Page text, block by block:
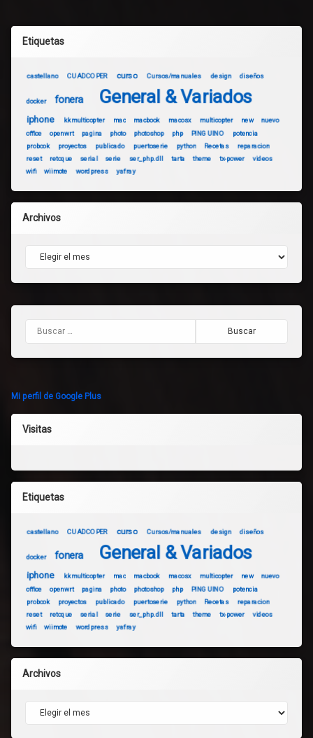
Etiquetas
castellano CUADCOPER curso Cursos/manuales design diseños
docker fonera General & Variados
iphone kkmulticopter mac macbook macosx multicopter new
nuevo
office
openwrt pagina photo photoshop php PINGUINO
potencia
probook
proyectos publicado puertoserie python Recetas
reparacion
reset
retoque serial serie ser_php.dll tarta theme tx-power
videos
wifi
wiimote wordpress yafray
Archivos
Archivos
Mi perfil de Google Plus
Visitas
Etiquetas
castellano CUADCOPER curso Cursos/manuales design diseños
docker fonera General & Variados
iphone kkmulticopter mac macbook macosx multicopter new
nuevo
office
openwrt pagina photo photoshop php PINGUINO
potencia
probook
proyectos publicado puertoserie python Recetas
reparacion
reset
retoque serial serie ser_php.dll tarta theme tx-power
videos
wifi
wiimote wordpress yafray
Archivos
Archivos